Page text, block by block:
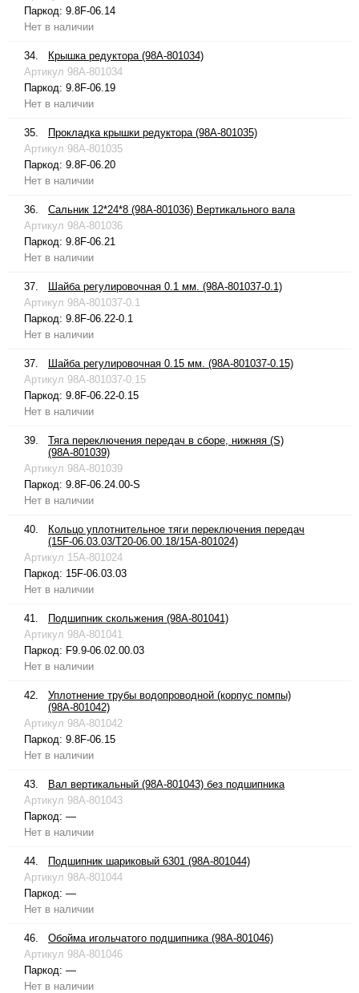
Паркод: 9.8F-06.14
Нет в наличии
34.
Крышка редуктора (98A-801034)
Артикул 98A-801034
Паркод: 9.8F-06.19
Нет в наличии
35.
Прокладка крышки редуктора (98A-801035)
Артикул 98A-801035
Паркод: 9.8F-06.20
Нет в наличии
36.
Сальник 12*24*8 (98A-801036) Вертикального вала
Артикул 98A-801036
Паркод: 9.8F-06.21
Нет в наличии
37.
Шайба регулировочная 0.1 мм. (98A-801037-0.1)
Артикул 98A-801037-0.1
Паркод: 9.8F-06.22-0.1
Нет в наличии
37.
Шайба регулировочная 0.15 мм. (98A-801037-0.15)
Артикул 98A-801037-0.15
Паркод: 9.8F-06.22-0.15
Нет в наличии
39.
Тяга переключения передач в сборе, нижняя (S)
(98A-801039)
Артикул 98A-801039
Паркод: 9.8F-06.24.00-S
Нет в наличии
40.
Кольцо уплотнительное тяги переключения передач
(15F-06.03.03/T20-06.00.18/15A-801024)
Артикул 15A-801024
Паркод: 15F-06.03.03
Нет в наличии
41.
Подшипник скольжения (98A-801041)
Артикул 98A-801041
Паркод: F9.9-06.02.00.03
Нет в наличии
42.
Уплотнение трубы водопроводной (корпус помпы)
(98A-801042)
Артикул 98A-801042
Паркод: 9.8F-06.15
Нет в наличии
43.
Вал вертикальный (98A-801043) без подшипника
Артикул 98A-801043
Паркод: —
Нет в наличии
44.
Подшипник шариковый 6301 (98A-801044)
Артикул 98A-801044
Паркод: —
Нет в наличии
46.
Обойма игольчатого подшипника (98A-801046)
Артикул 98A-801046
Паркод: —
Нет в наличии